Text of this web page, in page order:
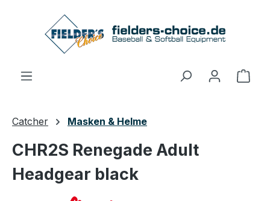
Zum Hauptinhalt springen
Catcher Masken & Helme
CHR2S Renegade Adult
Headgear black